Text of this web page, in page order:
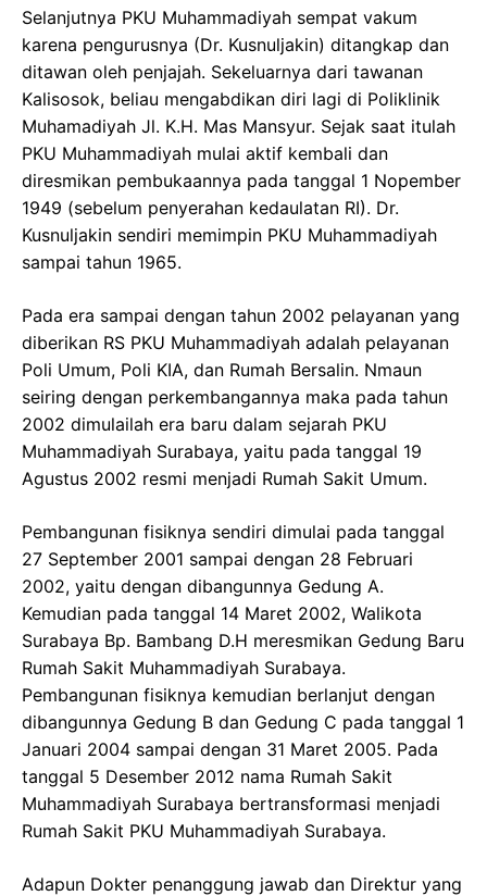
Selanjutnya PKU Muhammadiyah sempat vakum
karena pengurusnya (Dr. Kusnuljakin) ditangkap dan
ditawan oleh penjajah. Sekeluarnya dari tawanan
Kalisosok, beliau mengabdikan diri lagi di Poliklinik
Muhamadiyah Jl. K.H. Mas Mansyur. Sejak saat itulah
PKU Muhammadiyah mulai aktif kembali dan
diresmikan pembukaannya pada tanggal 1 Nopember
1949 (sebelum penyerahan kedaulatan RI). Dr.
Kusnuljakin sendiri memimpin PKU Muhammadiyah
sampai tahun 1965.
Pada era sampai dengan tahun 2002 pelayanan yang
diberikan RS PKU Muhammadiyah adalah pelayanan
Poli Umum, Poli KIA, dan Rumah Bersalin. Nmaun
seiring dengan perkembangannya maka pada tahun
2002 dimulailah era baru dalam sejarah PKU
Muhammadiyah Surabaya, yaitu pada tanggal 19
Agustus 2002 resmi menjadi Rumah Sakit Umum.
Pembangunan fisiknya sendiri dimulai pada tanggal
27 September 2001 sampai dengan 28 Februari
2002, yaitu dengan dibangunnya Gedung A.
Kemudian pada tanggal 14 Maret 2002, Walikota
Surabaya Bp. Bambang D.H meresmikan Gedung Baru
Rumah Sakit Muhammadiyah Surabaya.
Pembangunan fisiknya kemudian berlanjut dengan
dibangunnya Gedung B dan Gedung C pada tanggal 1
Januari 2004 sampai dengan 31 Maret 2005. Pada
tanggal 5 Desember 2012 nama Rumah Sakit
Muhammadiyah Surabaya bertransformasi menjadi
Rumah Sakit PKU Muhammadiyah Surabaya.
Adapun Dokter penanggung jawab dan Direktur yang